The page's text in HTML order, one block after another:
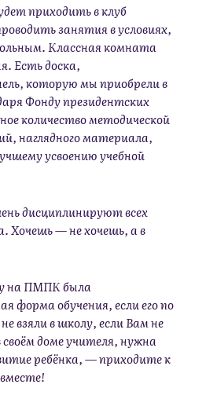
приходить в клуб
занятия в условиях,
Классная комната
Есть доска,
которую мы приобрели в
Фонду президентских
количество методической
наглядного материала,
усвоению учебной
дисциплинируют всех
Хочешь — не хочешь, а в
на ПМПК была
форма обучения, если его по
взяли в школу, если Вам не
доме учителя, нужна
ребёнка, — приходите к